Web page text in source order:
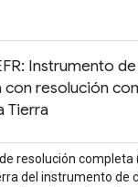
Instrumento
con resolución
Tierra
resolución completa
del instrumento de